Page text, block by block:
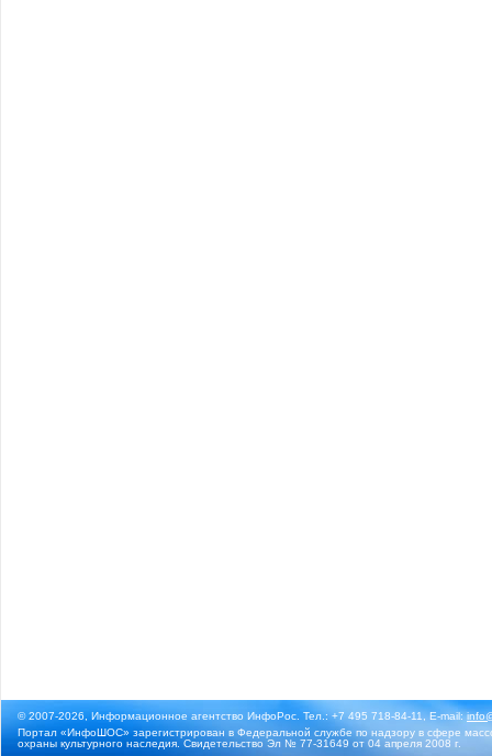
© 2007-2026, Информационное агентство ИнфоРос. Тел.: +7 495 718-84-11, E-mail:
Портал «ИнфоШОС» зарегистрирован в Федеральной службе по надзору в сфере
охраны культурного наследия. Свидетельство Эл № 77-31649 от 04 апреля 2008 г.